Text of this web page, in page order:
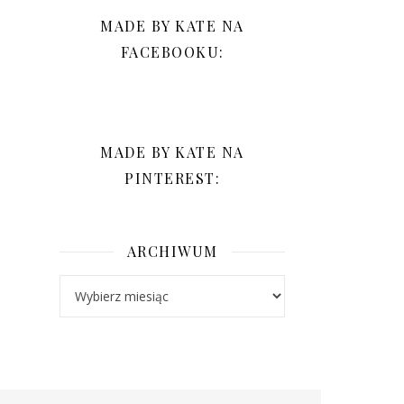
MADE BY KATE NA
FACEBOOKU:
MADE BY KATE NA
PINTEREST:
ARCHIWUM